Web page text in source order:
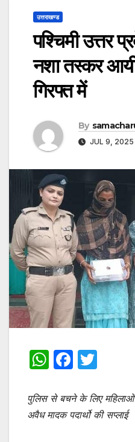
उत्तराखण्ड
पश्चिमी उत्तर
नशा तस्कर
गिरफ्त में
By
JUL 9, 2025
W
at
s
F
c
e
itt
er
पुलिस से बचने के लिए
अवैध मादक पदार्थो की सप्लाई